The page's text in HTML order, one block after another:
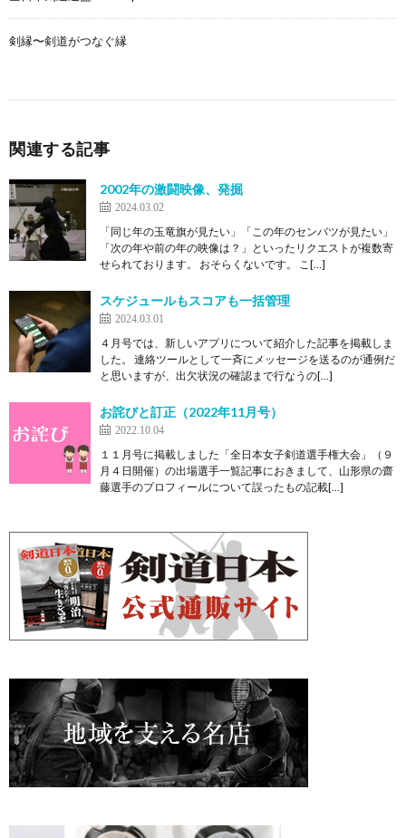
剣縁〜剣道がつなぐ縁
関連する記事
2002年の激闘映像、発掘
2024.03.02
「同じ年の玉竜旗が見たい」「この年のセンバツが見たい」
「次の年や前の年の映像は？」といったリクエストが複数寄
せられております。 おそらくないです。 こ[…]
スケジュールもスコアも一括管理
2024.03.01
４月号では、新しいアプリについて紹介した記事を掲載しま
した。 連絡ツールとして一斉にメッセージを送るのが通例だ
と思いますが、出欠状況の確認まで行なうの[…]
お詫びと訂正（2022年11月号）
2022.10.04
１１月号に掲載しました「全日本女子剣道選手権大会」（９
月４日開催）の出場選手一覧記事におきまして、山形県の齋
藤選手のプロフィールについて誤ったもの記載[…]